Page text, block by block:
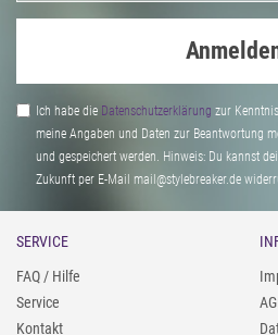
Ich habe die Daten­schutz­erklärung zur
meine Angaben und Daten zur Beantwortung
und gespeichert werden. Hinweis: Du kannst
Zukunft per E-Mail mail@stylebreaker.de
SERVICE
FAQ / Hilfe
Service
Kontakt